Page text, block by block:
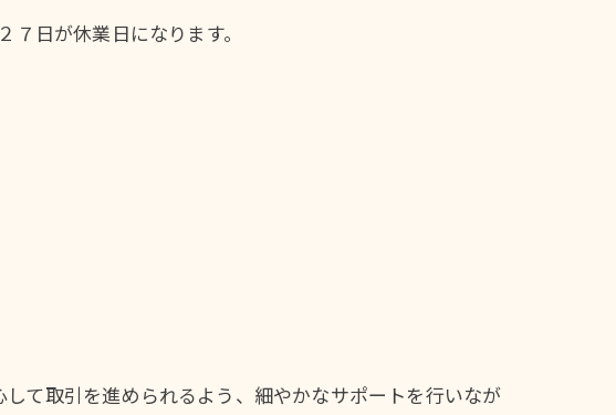
日が休業日になります。
て取引を進められるよう、細やかなサポートを行いなが